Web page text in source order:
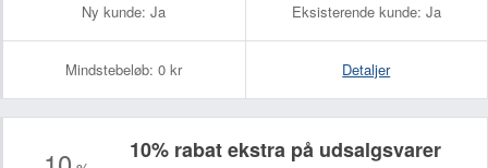
Ny kunde: Ja Eksisterende kunde: Ja
Mindstebeløb: 0 kr Detaljer
10% rabat ekstra på udsalgsvarer